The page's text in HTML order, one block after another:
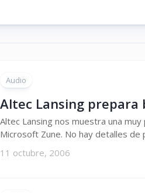
Audio
Altec Lansing prepara
Altec Lansing nos muestra una
Microsoft Zune. No hay detalles de
11 octubre, 2006